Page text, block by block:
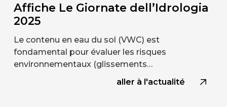
Affiche Le Giornate dell’Idrologia
2025
Le contenu en eau du sol (VWC) est
fondamental pour évaluer les risques
environnementaux (glissements…
aller à l'actualité